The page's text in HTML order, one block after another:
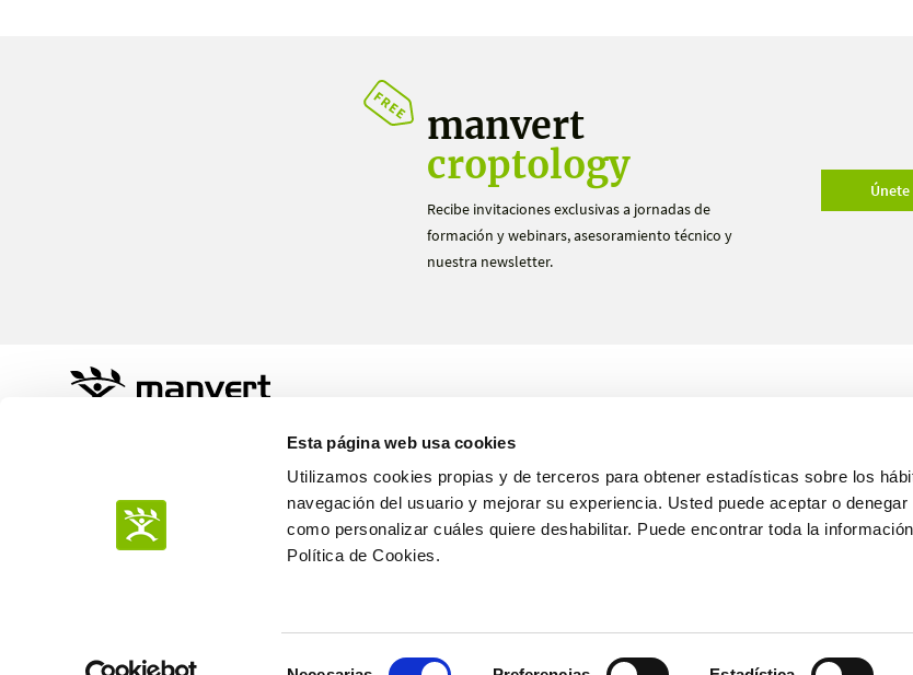
Esta página web usa cookies
Utilizamos cookies propias y de terceros para obtener estadísticas sobre los
navegación del usuario y mejorar su experiencia. Usted puede aceptar o
como personalizar cuáles quiere deshabilitar. Puede encontrar toda la
Política de Cookies.
manvert
croptology
Recibe invitaciones exclusivas a jornadas de
formación y webinars, asesoramiento técnico y
nuestra newsletter.
Nosotros Hazte
POLÍTICA DE COOKIES